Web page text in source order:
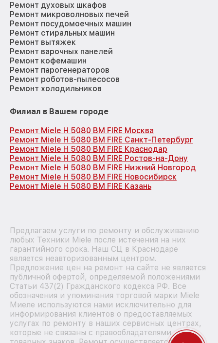
Ремонт духовых шкафов
Ремонт микроволновых печей
Ремонт посудомоечных машин
Ремонт стиральных машин
Ремонт вытяжек
Ремонт варочных панелей
Ремонт кофемашин
Ремонт парогенераторов
Ремонт роботов-пылесосов
Ремонт холодильников
Филиал в Вашем городе
Ремонт Miele H 5080 BM FIRE Москва
Ремонт Miele H 5080 BM FIRE Санкт-Петербург
Ремонт Miele H 5080 BM FIRE Краснодар
Ремонт Miele H 5080 BM FIRE Ростов-на-Дону
Ремонт Miele H 5080 BM FIRE Нижний Новгород
Ремонт Miele H 5080 BM FIRE Новосибирск
Ремонт Miele H 5080 BM FIRE Казань
Предлагаем услуги по ремонту и обслуживанию
любых Техники Miele после истечения на них
гарантийного срока. Наш СЦ в Краснодаре
является неавторизованным центром.
Предложение цен на ремонт на сайте не является
публичной офертой, определяемой положениями
Статьи 437(2) Гражданского кодекса РФ. Все
обозначения и упоминания торговой марки Miele
Миеле используются нами исключительно для
информирования клиентов о предоставляемых
услугах по ремонту в наших сервисных центрах,
которые не связаны с правообладателями